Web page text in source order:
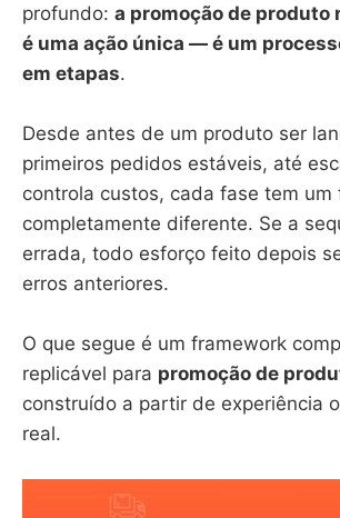
profundo: a promoção de produto
é uma ação única — é um
em etapas.
Desde antes de um produto ser
primeiros pedidos estáveis, até
controla custos, cada fase tem um
completamente diferente. Se a
errada, todo esforço feito depois
erros anteriores.
O que segue é um framework
replicável para promoção de
construído a partir de experiência
real.